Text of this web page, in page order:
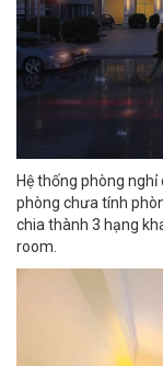
Hệ thống phòng
phòng chưa tính
chia thành 3 hạng
room.